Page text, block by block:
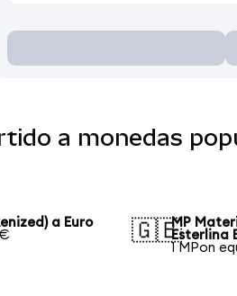
a monedas
a Euro
🇬🇧MP
Esterlina
1 MPon